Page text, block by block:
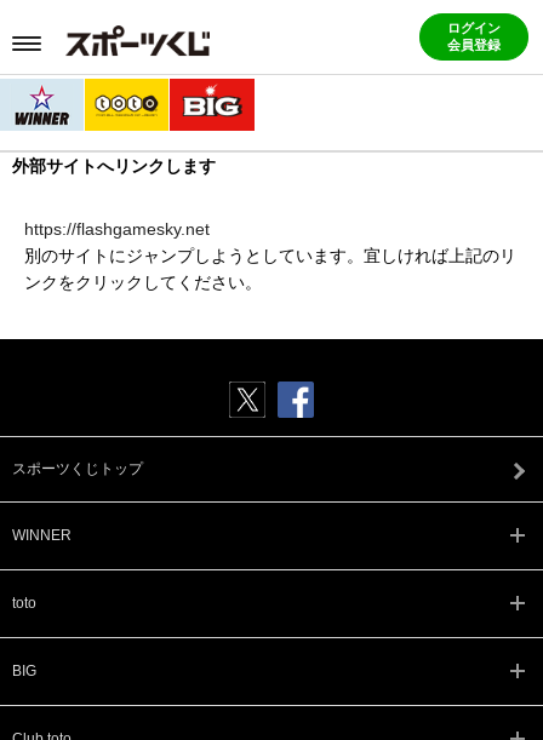
ログイン
会員登録
外部サイトへリンクします
https://flashgamesky.net
別のサイトにジャンプしようとしています。宜しければ上記のリ
ンクをクリックしてください。
スポーツくじトップ
WINNER
toto
BIG